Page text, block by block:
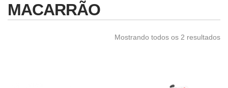
MACARRÃO
Mostrando todos os 2 resultados